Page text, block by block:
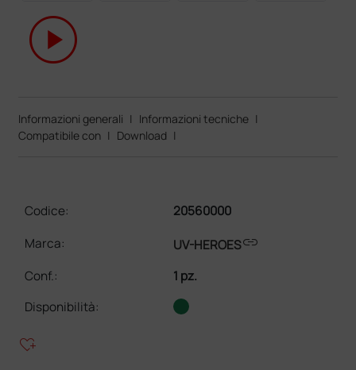
play_circle
Informazioni generali | Informazioni tecniche |
Compatibile con | Download |
Codice:
20560000
Marca:
UV-HEROESlink
Conf.:
1 pz.
Disponibilità:
heart_plus